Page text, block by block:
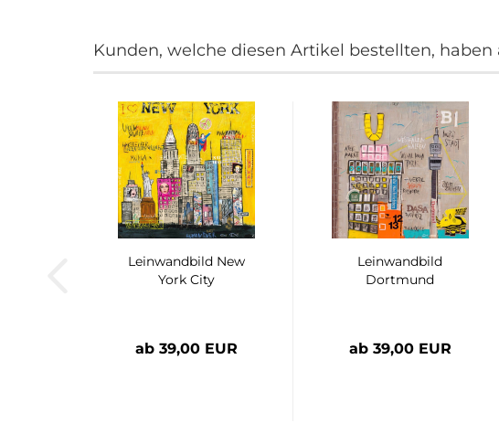
Kunden, welche diesen Artikel bestellten,
Leinwandbild New
York City
ab 39,00 EUR
Leinwandbild
Dortmund
ab 39,00 EUR